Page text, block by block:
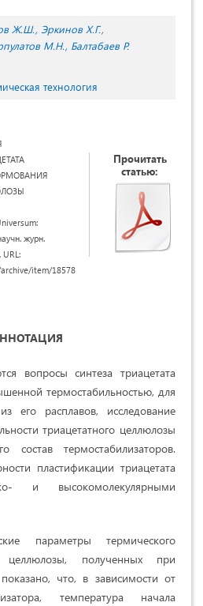
Ж.Ш. Эркинов Х.Г.
М.Н. Балтабаев Р.
технология
журн.
item/18578
Прочитать
статью:
вопросы синтеза триацетата
термостабильностью, для
его расплавов, исследование
триацетатного целлюлозы
термостабилизаторов.
пластификации триацетата
и высокомолекулярными
параметры термического
целлюлозы, полученных при
что, в зависимости от
температура начала